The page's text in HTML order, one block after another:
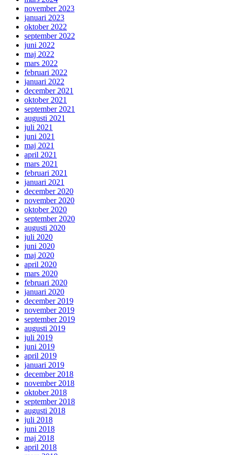
november 2023
januari 2023
oktober 2022
september 2022
juni 2022
maj 2022
mars 2022
februari 2022
januari 2022
december 2021
oktober 2021
september 2021
augusti 2021
juli 2021
juni 2021
maj 2021
april 2021
mars 2021
februari 2021
januari 2021
december 2020
november 2020
oktober 2020
september 2020
augusti 2020
juli 2020
juni 2020
maj 2020
april 2020
mars 2020
februari 2020
januari 2020
december 2019
november 2019
september 2019
augusti 2019
juli 2019
juni 2019
april 2019
januari 2019
december 2018
november 2018
oktober 2018
september 2018
augusti 2018
juli 2018
juni 2018
maj 2018
april 2018